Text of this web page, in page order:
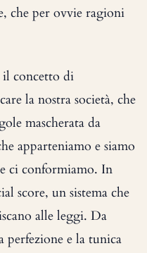
che per ovvie ragioni
concetto di
la nostra società, che
mascherata da
apparteniamo e siamo
ci conformiamo. In
score, un sistema che
alle leggi. Da
perfezione e la tunica